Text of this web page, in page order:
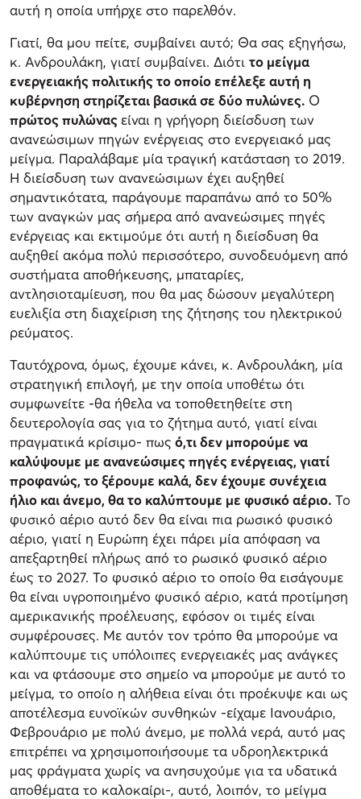
αυτή η οποία υπήρχε στο παρελθόν.
Γιατί, θα μου πείτε, συμβαίνει αυτό; Θα σας εξηγήσω,
κ. Ανδρουλάκη, γιατί συμβαίνει. Διότι το μείγμα
ενεργειακής πολιτικής το οποίο επέλεξε αυτή η
κυβέρνηση στηρίζεται βασικά σε δύο πυλώνες. Ο
πρώτος πυλώνας είναι η γρήγορη διείσδυση των
ανανεώσιμων πηγών ενέργειας στο ενεργειακό μας
μείγμα. Παραλάβαμε μία τραγική κατάσταση το 2019.
Η διείσδυση των ανανεώσιμων έχει αυξηθεί
σημαντικότατα, παράγουμε παραπάνω από το 50%
των αναγκών μας σήμερα από ανανεώσιμες πηγές
ενέργειας και εκτιμούμε ότι αυτή η διείσδυση θα
αυξηθεί ακόμα πολύ περισσότερο, συνοδευόμενη από
συστήματα αποθήκευσης, μπαταρίες,
αντλησιοταμίευση, που θα μας δώσουν μεγαλύτερη
ευελιξία στη διαχείριση της ζήτησης του ηλεκτρικού
ρεύματος.
Ταυτόχρονα, όμως, έχουμε κάνει, κ. Ανδρουλάκη, μία
στρατηγική επιλογή, με την οποία υποθέτω ότι
συμφωνείτε -θα ήθελα να τοποθετηθείτε στη
δευτερολογία σας για το ζήτημα αυτό, γιατί είναι
πραγματικά κρίσιμο- πως ό,τι δεν μπορούμε να
καλύψουμε με ανανεώσιμες πηγές ενέργειας, γιατί
προφανώς, το ξέρουμε καλά, δεν έχουμε συνέχεια
ήλιο και άνεμο, θα το καλύπτουμε με φυσικό αέριο. Το
φυσικό αέριο αυτό δεν θα είναι πια ρωσικό φυσικό
αέριο, γιατί η Ευρώπη έχει πάρει μία απόφαση να
απεξαρτηθεί πλήρως από το ρωσικό φυσικό αέριο
έως το 2027. Το φυσικό αέριο το οποίο θα εισάγουμε
θα είναι υγροποιημένο φυσικό αέριο, κατά προτίμηση
αμερικανικής προέλευσης, εφόσον οι τιμές είναι
συμφέρουσες. Με αυτόν τον τρόπο θα μπορούμε να
καλύπτουμε τις υπόλοιπες ενεργειακές μας ανάγκες
και να φτάσουμε στο σημείο να μπορούμε με αυτό το
μείγμα, το οποίο η αλήθεια είναι ότι προέκυψε και ως
αποτέλεσμα ευνοϊκών συνθηκών -είχαμε Ιανουάριο,
Φεβρουάριο με πολύ άνεμο, με πολλά νερά, αυτό μας
επιτρέπει να χρησιμοποιήσουμε τα υδροηλεκτρικά
μας φράγματα χωρίς να ανησυχούμε για τα υδατικά
αποθέματα το καλοκαίρι-, αυτό, λοιπόν, το μείγμα